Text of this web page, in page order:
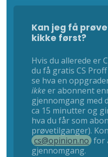
Kan jeg få
kikke først?
Hvis du allerede er
du få gratis CS
se hva en
ikkeer abonnent
gjennomgang med
ca 15 minutter og
hva du får som
prøvetilganger).
cs@opinion.no for
gjennomgang.